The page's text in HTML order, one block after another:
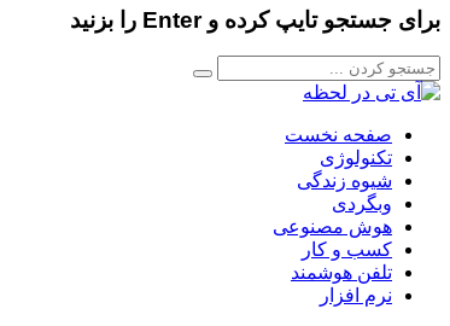
برای جستجو تایپ کرده و Enter را بزنید
صفحه نخست
تکنولوژی
شیوه زندگی
وبگردی
هوش مصنوعی
کسب و کار
تلفن هوشمند
نرم افزار